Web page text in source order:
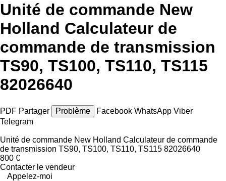
Unité de commande New
Holland Calculateur de
commande de transmission
TS90, TS100, TS110, TS115
82026640
PDF Partager Problème Facebook WhatsApp Viber
Telegram
Unité de commande New Holland Calculateur de commande
de transmission TS90, TS100, TS110, TS115 82026640
800 €
Contacter le vendeur
Appelez-moi